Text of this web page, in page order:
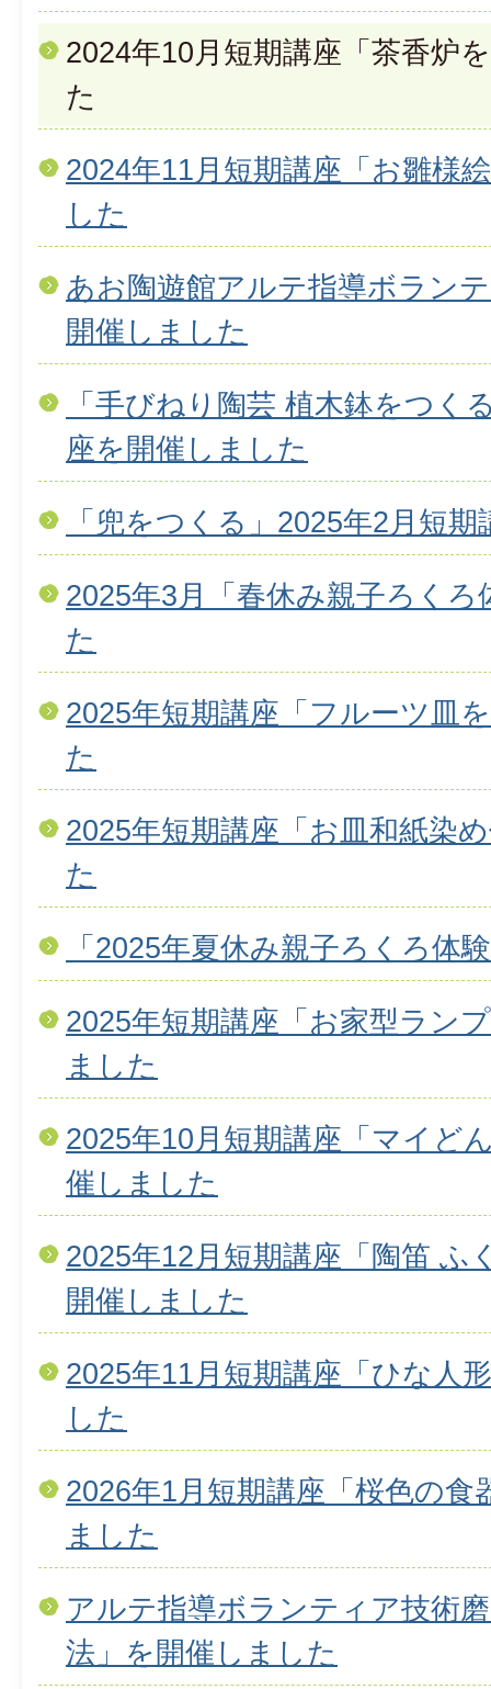
2024年10月短期講座「茶香炉
た
2024年11月短期講座「お雛様
した
あお陶遊館アルテ指導ボラン
開催しました
「手びねり陶芸 植木鉢をつく
座を開催しました
「兜をつくる」2025年2月短
2025年3月「春休み親子ろく
た
2025年短期講座「フルーツ皿
た
2025年短期講座「お皿和紙染
た
「2025年夏休み親子ろくろ体
2025年短期講座「お家型ラン
ました
2025年10月短期講座「マイど
催しました
2025年12月短期講座「陶笛 ふ
開催しました
2025年11月短期講座「ひな人
した
2026年1月短期講座「桜色の
ました
アルテ指導ボランティア技術
法」を開催しました